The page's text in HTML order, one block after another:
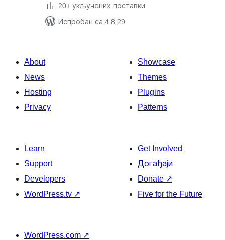
20+ укључених поставки
Испробан са 4.8.29
About
News
Hosting
Privacy
Showcase
Themes
Plugins
Patterns
Learn
Support
Developers
WordPress.tv ↗
Get Involved
Догађаји
Donate ↗
Five for the Future
WordPress.com ↗